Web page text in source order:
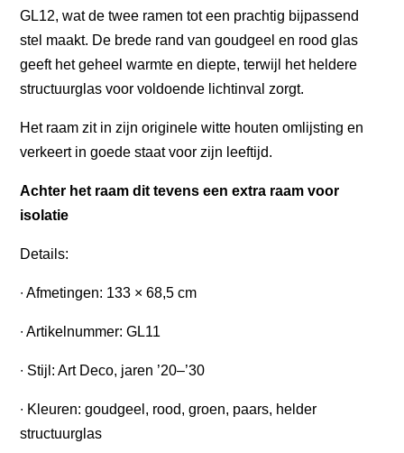
GL12, wat de twee ramen tot een prachtig bijpassend
stel maakt. De brede rand van goudgeel en rood glas
geeft het geheel warmte en diepte, terwijl het heldere
structuurglas voor voldoende lichtinval zorgt.
Het raam zit in zijn originele witte houten omlijsting en
verkeert in goede staat voor zijn leeftijd.
Achter het raam dit tevens een extra raam voor
isolatie
Details:
∙ Afmetingen: 133 × 68,5 cm
∙ Artikelnummer: GL11
∙ Stijl: Art Deco, jaren ’20–’30
∙ Kleuren: goudgeel, rood, groen, paars, helder
structuurglas